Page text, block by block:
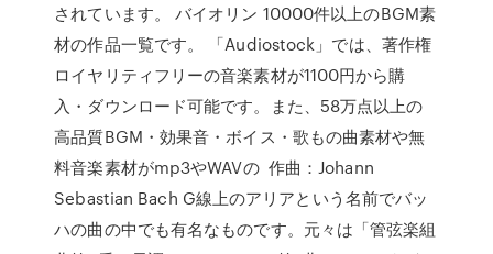
されています。 バイオリン 10000件以上のBGM素
材の作品一覧です。 「Audiostock」では、著作権
ロイヤリティフリーの音楽素材が1100円から購
入・ダウンロード可能です。また、58万点以上の
高品質BGM・効果音・ボイス・歌もの曲素材や無
料音楽素材がmp3やWAVの 作曲：Johann
Sebastian Bach G線上のアリアという名前でバッ
ハの曲の中でも有名なものです。元々は「管弦楽組